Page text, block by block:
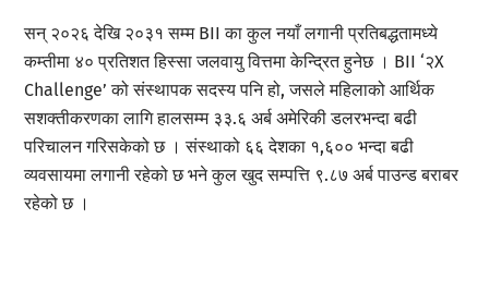
सन् २०२६ देखि २०३१ सम्म BII का कुल नयाँ लगानी प्रतिबद्धतामध्ये
कम्तीमा ४० प्रतिशत हिस्सा जलवायु वित्तमा केन्द्रित हुनेछ । BII ‘२X
Challenge’ को संस्थापक सदस्य पनि हो, जसले महिलाको आर्थिक
सशक्तीकरणका लागि हालसम्म ३३.६ अर्ब अमेरिकी डलरभन्दा बढी
परिचालन गरिसकेको छ । संस्थाको ६६ देशका १,६०० भन्दा बढी
व्यवसायमा लगानी रहेको छ भने कुल खुद सम्पत्ति ९.८७ अर्ब पाउन्ड बराबर
रहेको छ ।